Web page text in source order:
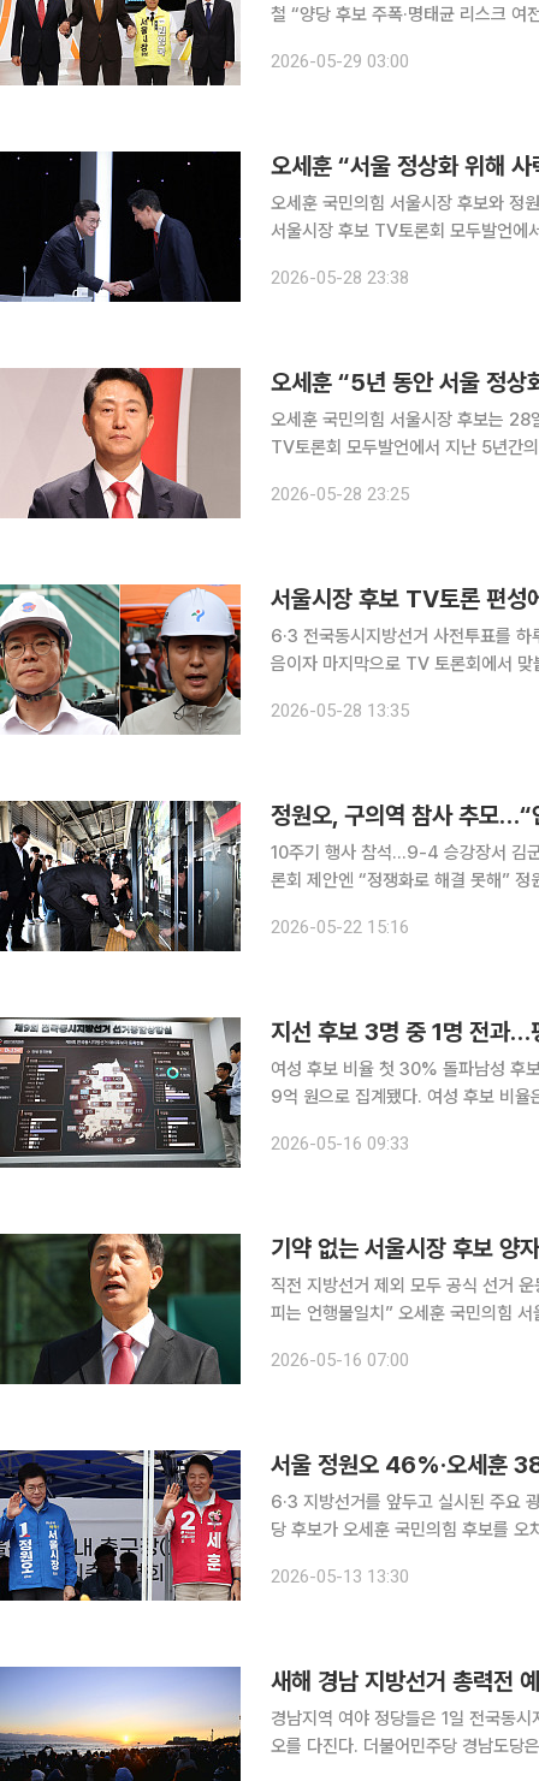
철 “양당 후보 주폭·명태균 리스크 여전
다. 양강 구도를 형성한 정원오 더불
2026-05-29 03:00
오세훈 “서울 정상화 위해
오세훈 국민의힘 서울시장 후보와 정
서울시장 후보 TV토론회 모두발언에서 각
2026-05-28 23:38
오세훈 “5년 동안 서울 정상
오세훈 국민의힘 서울시장 후보는 28
TV토론회 모두발언에서 지난 5년간의 시정
2026-05-28 23:25
서울시장 후보 TV토론 편성
6·3 전국동시지방선거 사전투표를
음이자 마지막으로 TV 토론회에서 맞붙는다. 중앙선거관리위원회에 따르면 정
마포구 SBS 프리즘타워에서 열리는
2026-05-28 13:35
정원오, 구의역 참사 추모…“
10주기 행사 참석…9-4 승강장서 김
론회 제안엔 “정쟁화로 해결 못해” 정원오 더불어민주당 서울시장 후보는 공식 선거운동 이튿날인
다”고 약속했다. 정 후보는 이
2026-05-22 15:16
지선 후보 3명 중 1명 전과…
여성 후보 비율 첫 30% 돌파남성 후보 11.3% 병역 미필 6·3 지
9억 원으로 집계됐다. 여성 후보 비
날 공개된 후보자 등록 자료 기준 광역
2026-05-16 09:33
기약 없는 서울시장 후보 양
직전 지방선거 제외 모두 공식 선거
피는 언행불일치” 오세훈 국민의힘 서울시장 후보가 6·3 지방선거를 앞두고 정원오 더불어민주당
2026-05-16 07:00
서울 정원오 46%·오세훈
6·3 지방선거를 앞두고 실시된 주요
당 후보가 오세훈 국민의힘 후보를 오
뉴스1 의뢰로 9~10일 서울시에 거주
2026-05-13 13:30
새해 경남 지방선거 총력전
경남지역 여야 정당들은 1일 전국동
오를 다진다. 더불어민주당 경남도당은 2일 도당에서 당 소속 선출직 공무원, 지역위원장, 당직자